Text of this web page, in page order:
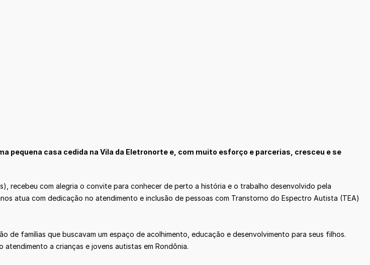
casa cedida na Vila da Eletronorte e, com muito esforço e parcerias, cresceu e se
recebeu com alegria o convite para conhecer de perto a história e o trabalho desenvolvido pela
atua com dedicação no atendimento e inclusão de pessoas com Transtorno do Espectro Autista (TEA)
de famílias que buscavam um espaço de acolhimento, educação e desenvolvimento para seus filhos.
a crianças e jovens autistas em Rondônia.